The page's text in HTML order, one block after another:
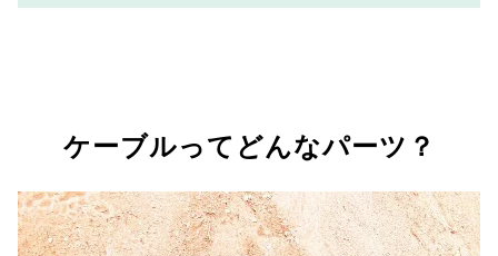
ケーブルってどんなパーツ？